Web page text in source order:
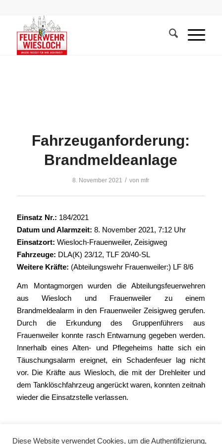
Fahrzeuganforderung:
Brandmeldeanlage
8. November 2021 / von mfr
Einsatz Nr.: 184/2021
Datum und Alarmzeit: 8. November 2021, 7:12 Uhr
Einsatzort: Wiesloch-Frauenweiler, Zeisigweg
Fahrzeuge: DLA(K) 23/12, TLF 20/40-SL
Weitere Kräfte: (Abteilungswehr Frauenweiler:) LF 8/6
Am Montagmorgen wurden die Abteilungsfeuerwehren
aus Wiesloch und Frauenweiler zu einem
Brandmeldealarm in den Frauenweiler Zeisigweg gerufen.
Durch die Erkundung des Gruppenführers aus
Frauenweiler konnte rasch Entwarnung gegeben werden.
Innerhalb eines Alten- und Pflegeheims hatte sich ein
Täuschungsalarm ereignet, ein Schadenfeuer lag nicht
vor. Die Kräfte aus Wiesloch, die mit der Drehleiter und
dem Tanklöschfahrzeug angerückt waren, konnten zeitnah
wieder die Einsatzstelle verlassen.
Diese Website verwendet Cookies, um die Authentifizierung,